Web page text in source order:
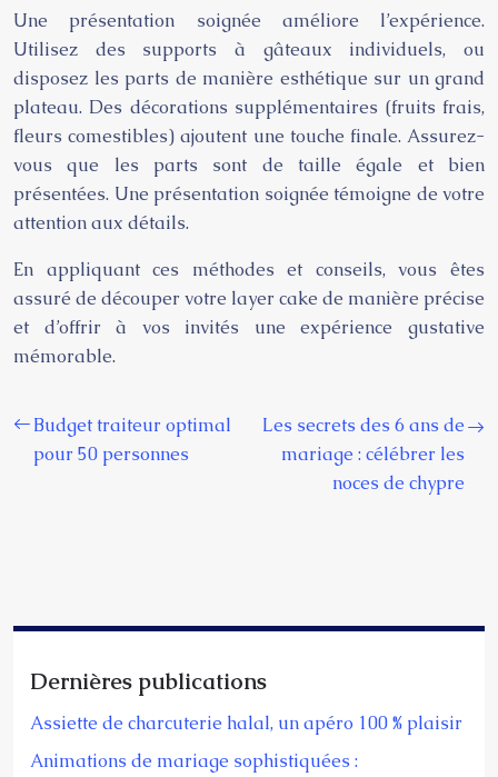
Une présentation soignée améliore l’expérience.
Utilisez des supports à gâteaux individuels, ou
disposez les parts de manière esthétique sur un grand
plateau. Des décorations supplémentaires (fruits frais,
fleurs comestibles) ajoutent une touche finale. Assurez-
vous que les parts sont de taille égale et bien
présentées. Une présentation soignée témoigne de votre
attention aux détails.
En appliquant ces méthodes et conseils, vous êtes
assuré de découper votre layer cake de manière précise
et d’offrir à vos invités une expérience gustative
mémorable.
Budget traiteur optimal
pour 50 personnes
Les secrets des 6 ans de
mariage : célébrer les
noces de chypre
Dernières publications
Assiette de charcuterie halal, un apéro 100 % plaisir
Animations de mariage sophistiquées :